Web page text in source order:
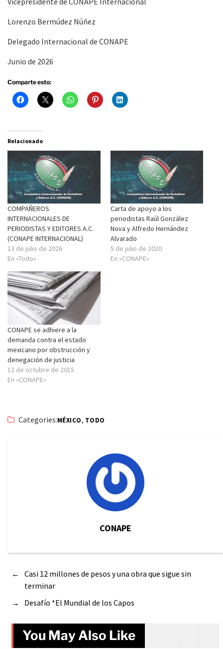
Lorenzo Bermúdez Núñez
Delegado Internacional de CONAPE
Junio de 2026
Comparte esto:
Relacionado
COMPAÑEROS
INTERNACIONALES DE
PERIODISTAS Y EDITORES A.C.
(CONAPE INTERNACIONAL)
13 de julio de 2026
En «Todo»
Carta de apoyo a los
periodistas Raúl González
Nova y Alfredo Hernández
Alvarado
5 de julio de 2020
En «CONAPE»
CONAPE se adhiere a la
demanda contra el estado
mexicano por obstrucción y
denegación de justicia
12 de octubre de 2015
En «CONAPE»
Categories:MÉXICO, TODO
CONAPE
←
Casi 12 millones de pesos y una obra que sigue sin
terminar
→
Desafío *El Mundial de los Capos
You May Also Like